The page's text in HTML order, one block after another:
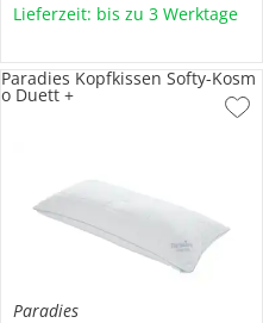
Lieferzeit: bis zu 3 Werktage
Paradies
Paradies Kopfkissen Softy-Kosm
o Duett +